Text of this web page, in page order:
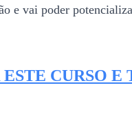
e vai poder
CURSO E